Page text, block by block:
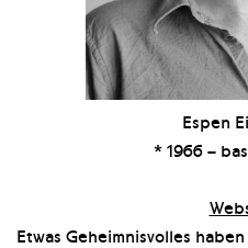
Espen
* 1966 –
Etwas Geheimnisvolles